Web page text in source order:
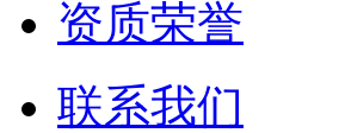
资质荣誉
联系我们